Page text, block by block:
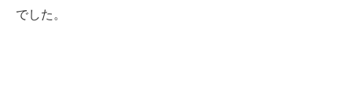
でした。